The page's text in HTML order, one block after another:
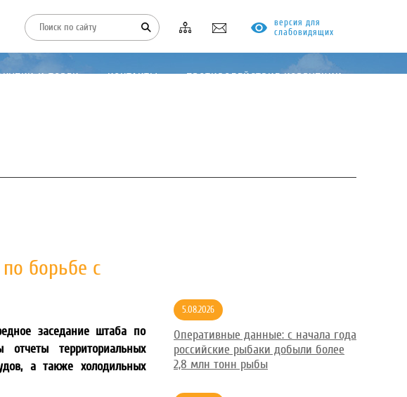
версия для
слабовидящих
И ТОРГИ КОНТАКТЫ ПРОТИВОДЕЙСТВИЕ КОРРУПЦИИ
борьбе с
заседание штаба по
территориальных
а также холодильных
5.08.2026
Оперативные данные: с начала года
российские рыбаки добыли более
2,8 млн тонн рыбы